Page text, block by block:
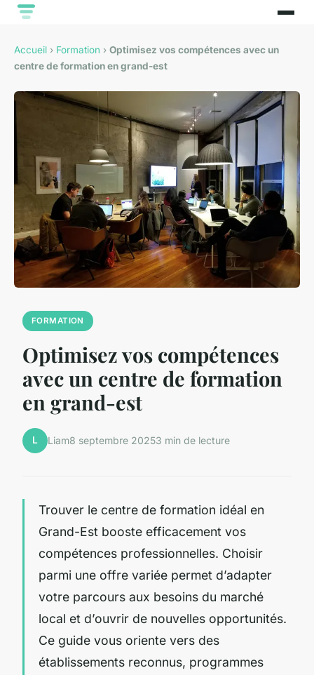
Accueil › Formation › Optimisez vos compétences avec un
centre de formation en grand-est
FORMATION
Optimisez vos compétences
avec un centre de formation
en grand-est
L Liam8 septembre 20253 min de lecture
Trouver le centre de formation idéal en
Grand-Est booste efficacement vos
compétences professionnelles. Choisir
parmi une offre variée permet d’adapter
votre parcours aux besoins du marché
local et d’ouvrir de nouvelles opportunités.
Ce guide vous oriente vers des
établissements reconnus, programmes